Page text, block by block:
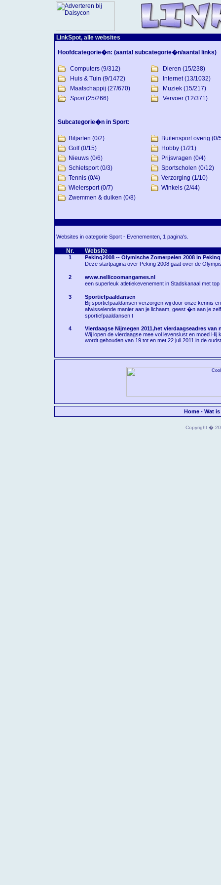
LinkSpot, alle websites
Hoofdcategorie�n: (aantal subcategorie�n/aantal links)
Computers (9/312) Dieren (15/238)
Huis & Tuin (9/1472) Internet(13/1032)
Maatschappij (27/670) Muziek (15/217)
Sport(25/266) Vervoer (12/371)
Subcategorie�n in Sport:
Biljarten (0/2) Buitensport overig (0/
Golf(0/15) Hobby (1/21)
Nieuws (0/6) Prijsvragen (0/4)
Schietsport(0/3) Sportscholen (0/12)
Tennis (0/4) Verzorging (1/10)
Wielersport(0/7) Winkels (2/44)
Zwemmen & duiken (0/8)
Websites in categorie Sport - Evenementen, 1 pagina's.
Nr. Website
1
Peking2008 -- Olymische Zomerpelen 2008 in Peking
Deze startpagina over Peking 2008 gaat over de
2
www.nellicoomangames.nl
een superleuk atletiekevenement in Stadskanaal met
3
Sportiefpaaldansen
Bij sportiefpaaldansen verzorgen wij door onze kennis
afwisselende manier aan je lichaam, geest �n aan je
sportiefpaaldansen t
4
Vierdaagse Nijmegen 2011,het vierdaagseadres van
Wij lopen de vierdaagse mee vol levenslust en moed
wordt gehouden van 19 tot en met 22 juli 2011 in de
Home - Wat
Copyright �